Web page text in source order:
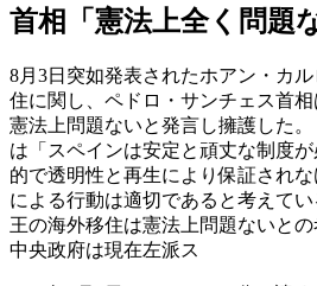
首相「憲法上全く問題
8月3日突如発表されたホアン・カ
住に関し、ペドロ・サンチェス首相
憲法上問題ないと発言し擁護した
は「スペインは安定と頑丈な制度
的で透明性と再生により保証され
による行動は適切であると考えて
王の海外移住は憲法上問題ないとの
中央政府は現在左派ス